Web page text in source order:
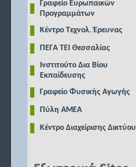
Γραφείο Ευρωπαικών
Προγραμμάτων
Κέντρο Τεχνολ. Έρευνας
ΠΕΓΑ ΤΕΙ Θεσσαλίας
Ινστιτούτο Δια Βίου
Εκπαίδευσης
Γραφείο Φυσικής Αγωγής
Πύλη ΑΜΕΑ
Κέντρο Διαχείρισης Δικτύου